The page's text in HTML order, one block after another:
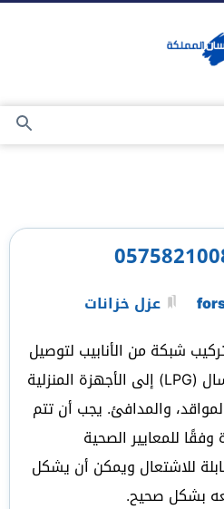
بحث
عزل خزانات
شبكة من الأنابيب لتوصيل
الغاز الطبيعي أو الغاز المسال (LPG) إلى الأجهزة المنزلية
والمدافئ. يجب أن تتم
للمعايير الصحية
للاشتعال ويمكن أن يشكل
بشكل صحيح.